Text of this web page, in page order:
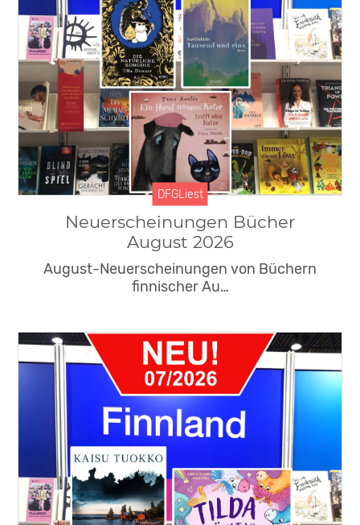
DFG News
DFGLiest
Suomi100
DDB
DFGLiest
Neuerscheinungen Bücher
August 2026
August-Neuerscheinungen von Büchern
finnischer Au…